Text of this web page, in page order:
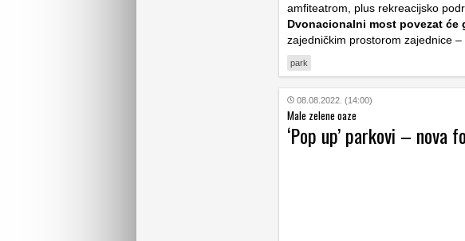
amfiteatrom, plus rekreacijsko
Dvonacionalni most povezat će
zajedničkim prostorom zajednice
park
08.08.2022. (14:00)
Male zelene oaze
‘Pop up’ parkovi – nova